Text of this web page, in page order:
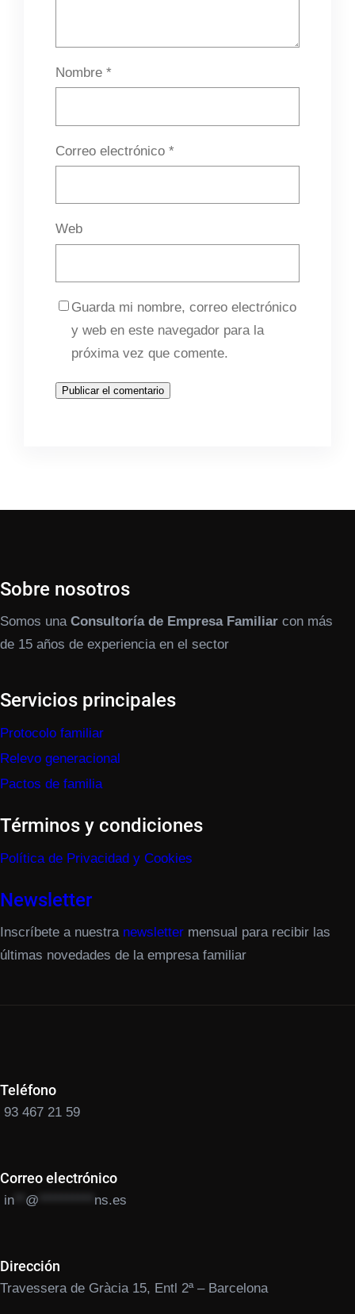
Nombre *
Correo electrónico *
Web
Guarda mi nombre, correo electrónico
y web en este navegador para la
próxima vez que comente.
Sobre nosotros
Somos una Consultoría de Empresa Familiar con más
de 15 años de experiencia en el sector
Servicios principales
Protocolo familiar
Relevo generacional
Pactos de familia
Términos y condiciones
Política de Privacidad y Cookies
Newsletter
Inscríbete a nuestra newsletter mensual para recibir las
últimas novedades de la empresa familiar
Teléfono
93 467 21 59
Correo electrónico
in @ ns.es
Dirección
Travessera de Gràcia 15, Entl 2ª – Barcelona